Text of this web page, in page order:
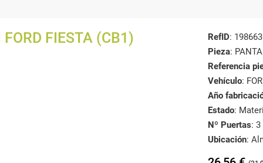
FIESTA (CB1) RefID: 198663
Pieza:
Referencia
Vehículo:
Año
Estado:
Nº Puertas: 3
Ubicación: